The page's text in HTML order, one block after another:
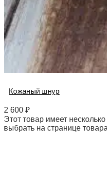
Кожаный шнур
2 600 ₽
Этот товар имеет
выбрать на странице